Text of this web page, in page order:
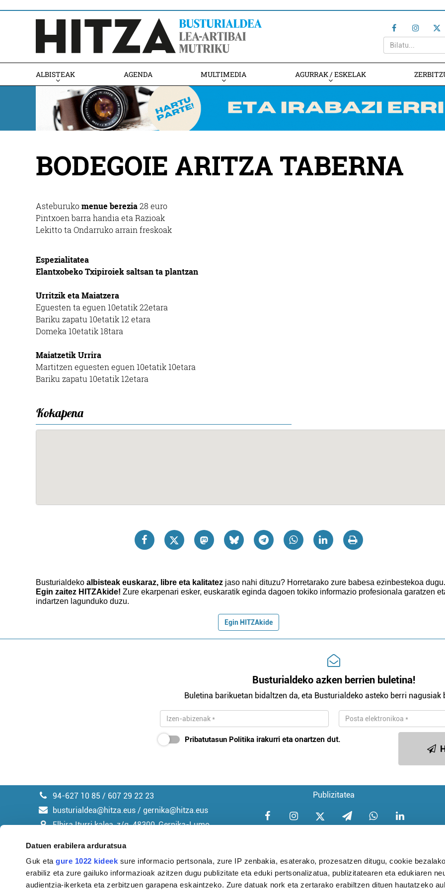
Datuen erabilera arduratsua
Guk etagure 1022 kideek sure informacio pertsonala, zure IP zenbakia, esaterako, prozesatzen ditugu, cookie
erabiliz eta zure gailuko informazioak azitzen dugu publizitate eta eduki pertsonalizatua, publizitatearen eta edukiaren
audientzia-ikerketa eta zerbitzuen garapena eskaintzeko. Zure datuak nork eta zertarako erabiltzen dituen hautatzeko
ALBISTEAK AGENDA MULTIMEDIA AGURRAK / ESKELAK
BODEGOIE ARITZA TABERNA
Asteburukomenue berezia28 euro
Pintxoen barra handia eta Razioak
Lekitto ta Ondarruko arrain freskoak
Espezialitatea
Elantxobeko Txipiroiek saltsan ta plantzan
Urritzik eta Maiatzera
Eguesten ta eguen 10etatik 22etara
Bariku zapatu 10etatik 12 etara
Domeka 10etatik 18tara
Maiatzetik Urrira
Martitzen eguesten eguen 10etatik 10etara
Bariku zapatu 10etatik 12etara
Kokapena
Busturialdeko albisteak euskaraz, libre eta kalitatez jaso nahi dituzu? Horretarako zure babesa ezinbestekoa dugu.
Egin zaitez HITZAkide! Zure ekarpenari esker, euskaratik eginda dagoen tokiko informazio profesionala garatzen
indartzen lagunduko duzu.
Egin HITZAkide
Busturialdeko azken berrien buletina!
Buletina barikuetan bidaltzen da, eta Busturialdeko asteko berri nagusiak
Pribatutasun Politika irakurri eta onartzen dut.
94-627 10 85 / 607 29 22 23
busturialdea@hitza.eus / gernika@hitza.eus
Elbira Iturri kalea, z/g. 48300, Gernika-Lumo
Publizitatea
Argitalpen politika Aniztasun politika Pribatutasun